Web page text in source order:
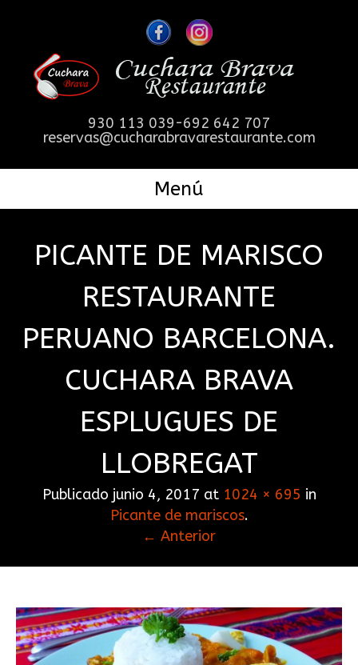
930 113 039-692 642 707
reservas@cucharabravarestaurante.com
Menú
PICANTE DE MARISCO
RESTAURANTE
PERUANO BARCELONA.
CUCHARA BRAVA
ESPLUGUES DE
LLOBREGAT
Publicado junio 4, 2017 at 1024 × 695 in
Picante de mariscos.
← Anterior